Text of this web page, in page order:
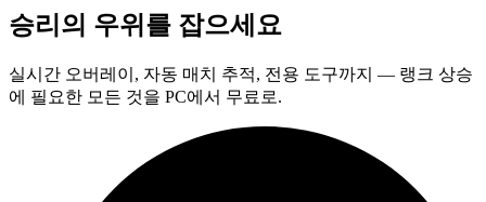
승리의 우위를 잡으세요
실시간 오버레이, 자동 매치 추적, 전용 도구까지 — 랭크 상승
에 필요한 모든 것을 PC에서 무료로.